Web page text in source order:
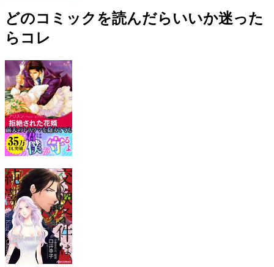
どのコミックを読んだらいいか迷った
らコレ